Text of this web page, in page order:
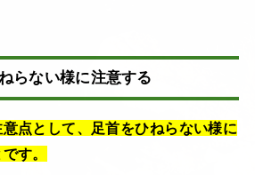
らない様に注意する
点として、足首をひねらない様に
す。